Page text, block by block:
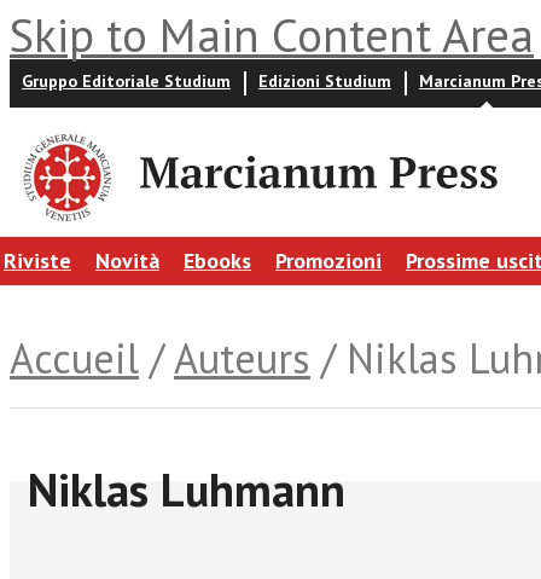
Skip to Main Content Area
Gruppo Editoriale Studium Edizioni Studium Marcianum
Riviste Novità Ebooks Promozioni Prossime
Accueil /Auteurs / Niklas
Niklas Luhmann